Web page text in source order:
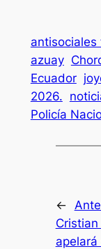
antisociales
azuay
Ecuador
2026.
Policía
←
apelará